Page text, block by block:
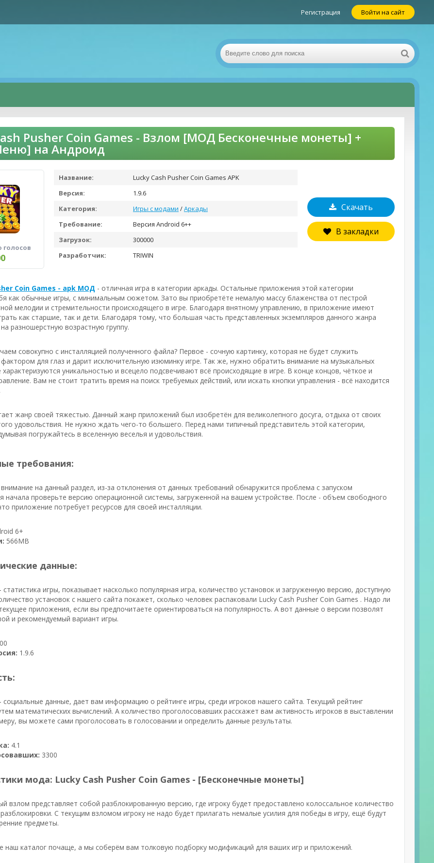
Регистрация Войти на сайт
Pusher Coin Games - Взлом [МОД Бесконечные монеты] +
на Андроид
голосов
Скачать
В закладки
Название:
Lucky Cash Pusher Coin Games APK
Версия:
1.9.6
Категория:
Игры с модами /Аркады
Требование:
Версия Android 6++
Загрузок:
300000
Разработчик:
TRIWIN
Coin Games - apk МОД - отличная игра в категории аркады. Остальные приложения этой категории
как обычные игры, с минимальным сюжетом. Зато вы приобретёте немалую массу блаженства от пестрой
мелодии и стремительности происходящего в игре. Благодаря внятному управлению, в приложение имеют
как старшие, так и дети. Благодаря тому, что большая часть представленных экземпляров данного жанра
разношерстную возрастную группу.
совокупно с инсталляцией полученного файла? Первое - сочную картинку, которая не будет служить
для глаз и дарит исключительную изюминку игре. Так же, нужно обратить внимание на музыкальных
характеризуются уникальностью и всецело подсвечивают всё происходящие в игре. В конце концов, чёткое и
Вам не стоит тратить время на поиск требуемых действий, или искать кнопки управления - всё находится
жанр своей тяжестью. Данный жанр приложений был изобретён для великолепного досуга, отдыха от своих
удовольствия. Не нужно ждать чего-то большего. Перед нами типичный представитель этой категории,
погружайтесь в вселенную веселья и удовольствия.
требования:
на данный раздел, из-за отклонения от данных требований обнаружится проблема с запуском
начала проверьте версию операционной системы, загруженной на вашем устройстве. После - объем свободного
приложение потребует ресурсов для своей инсталляции.
6+
566MB
данные:
игры, показывает насколько популярная игра, количество установок и загруженную версию, доступную
установок с нашего сайта покажет, сколько человек распаковали Lucky Cash Pusher Coin Games . Надо ли
приложения, если вы предпочитаете ориентироваться на популярность. А вот данные о версии позволят
и рекомендуемый вариант игры.
1.9.6
социальные данные, дает вам информацию о рейтинге игры, среди игроков нашего сайта. Текущий рейтинг
математических вычислений. А количество проголосовавших расскажет вам активность игроков в выставлении
вы можете сами проголосовать в голосовании и определить данные результаты.
4.1
3300
мода: Lucky Cash Pusher Coin Games - [Бесконечные монеты]
взлом представляет собой разблокированную версию, где игроку будет предоставлено колоссальное количество
С текущим взломом игроку не надо будет прилагать немалые усилия для победы в игру, ещё будут
предметы.
наш каталог почаще, а мы соберём вам толковую подборку модификаций для ваших игр и приложений.